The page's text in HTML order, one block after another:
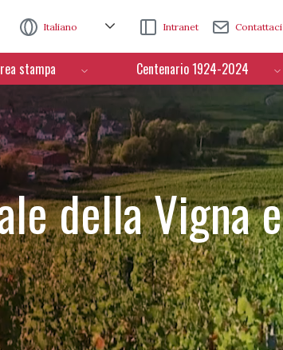
Italiano Intranet Contattaci
stampa Centenario 1924-2024
della Vigna e